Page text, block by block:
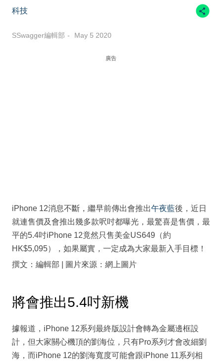
科技
SSwagger編輯部 May 5 2020
廣告
iPhone 12消息不斷，繼早前傳出會推出午夜藍後，近日
就連售價及會推出幾多款呎吋都曝光，最驚喜是售價，最
平的5.4吋iPhone 12竟然只售美金US649（約
HK$5,095），如果屬實，一定成為大家最新入手目標！
撰文：編輯部 | 圖片來源：網上圖片
將會推出5.4吋新機
據報道，iPhone 12系列最終版設計會轉為金屬邊框設
計，但大家關心機頂的劉海位，只有Pro系列才會改細劉
海，而iPhone 12的劉海寬度可能會跟iPhone 11系列相